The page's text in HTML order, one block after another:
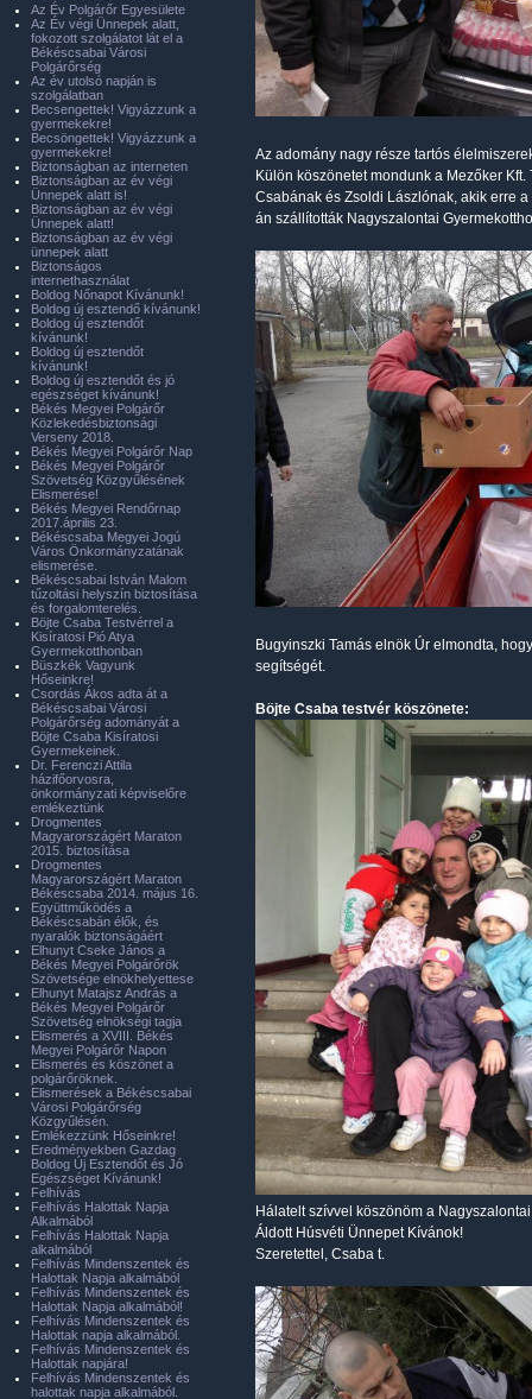
Az adomány nagy része tartós
Külön köszönetet mondunk a Mezőker
Csabának és Zsoldi Lászlónak, akik erre
án szállították Nagyszalontai
Bugyinszki Tamás elnök Úr elmondta,
segítségét.
Böjte Csaba testvér köszönete:
Hálatelt szívvel köszönöm a
Áldott Húsvéti Ünnepet Kívánok!
Szeretettel, Csaba t.
Az Év Polgárőr Egyesülete
Az Év végi Ünnepek alatt,
fokozott szolgálatot lát el a
Békéscsabai Városi
Polgárőrség
Az év utolsó napján is
szolgálatban
Becsengettek! Vigyázzunk a
gyermekekre!
Becsöngettek! Vigyázzunk a
gyermekekre!
Biztonságban az interneten
Biztonságban az év végi
Ünnepek alatt is!
Biztonságban az év végi
Ünnepek alatt!
Biztonságban az év végi
ünnepek alatt
Biztonságos
internethasználat
Boldog Nőnapot Kívánunk!
Boldog új esztendő kívánunk!
Boldog új esztendőt
kívánunk!
Boldog új esztendőt
kívánunk!
Boldog új esztendőt és jó
egészséget kívánunk!
Békés Megyei Polgárőr
Közlekedésbiztonsági
Verseny 2018.
Békés Megyei Polgárőr Nap
Békés Megyei Polgárőr
Szövetség Közgyűlésének
Elismerése!
Békés Megyei Rendőrnap
2017.április 23.
Békéscsaba Megyei Jogú
Város Önkormányzatának
elismerése.
Békéscsabai István Malom
tűzoltási helyszín biztosítása
és forgalomterelés.
Böjte Csaba Testvérrel a
Kisíratosi Pió Atya
Gyermekotthonban
Büszkék Vagyunk
Hőseinkre!
Csordás Ákos adta át a
Békéscsabai Városi
Polgárőrség adományát a
Böjte Csaba Kisíratosi
Gyermekeinek.
Dr. Ferenczi Attila
házifőorvosra,
önkormányzati képviselőre
emlékeztünk
Drogmentes
Magyarországért Maraton
2015. biztosítása
Drogmentes
Magyarországért Maraton
Békéscsaba 2014. május 16.
Együttműködés a
Békéscsabán élők, és
nyaralók biztonságáért
Elhunyt Cseke János a
Békés Megyei Polgárőrök
Szövetsége elnökhelyettese
Elhunyt Matajsz András a
Békés Megyei Polgárőr
Szövetség elnökségi tagja
Elismerés a XVIII. Békés
Megyei Polgárőr Napon
Elismerés és köszönet a
polgárőröknek.
Elismerések a Békéscsabai
Városi Polgárőrség
Közgyűlésén.
Emlékezzünk Hőseinkre!
Eredményekben Gazdag
Boldog Új Esztendőt és Jó
Egészséget Kívánunk!
Felhívás
Felhívás Halottak Napja
Alkalmából
Felhívás Halottak Napja
alkalmából
Felhívás Mindenszentek és
Halottak Napja alkalmából
Felhívás Mindenszentek és
Halottak Napja alkalmából!
Felhívás Mindenszentek és
Halottak napja alkalmából.
Felhívás Mindenszentek és
Halottak napjára!
Felhívás Mindenszentek és
halottak napja alkalmából.